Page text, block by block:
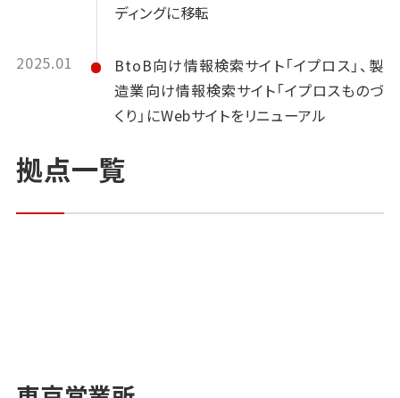
ディングに移転
2025.01
BtoB向け情報検索サイト「イプロス」、製
造業向け情報検索サイト「イプロスものづ
くり」にWebサイトをリニューアル
拠点一覧